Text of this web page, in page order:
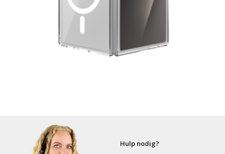
Hulp nodig?